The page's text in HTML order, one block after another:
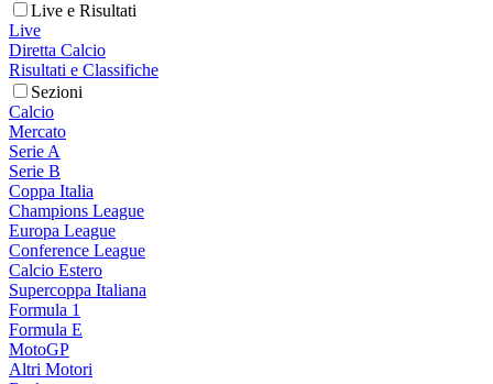
Live e Risultati
Live
Diretta Calcio
Risultati e Classifiche
Sezioni
Calcio
Mercato
Serie A
Serie B
Coppa Italia
Champions League
Europa League
Conference League
Calcio Estero
Supercoppa Italiana
Formula 1
Formula E
MotoGP
Altri Motori